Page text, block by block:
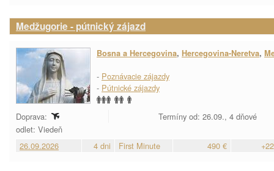
Medžugorie - pútnický zájazd
Bosna a Hercegovina, Hercegovina-Neretva,
- Poznávacie zájazdy
- Pútnické zájazdy
Doprava:
Termíny od: 26.09., 4 dňové
odlet: Viedeň
26.09.2026
4 dni First Minute 490 €